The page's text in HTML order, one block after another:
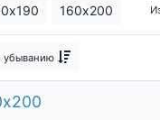
160х200
убыванию